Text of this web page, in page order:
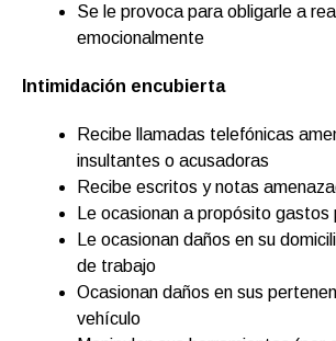
Se le provoca para obligarle a
emocionalmente
Intimidación encubierta
Recibe llamadas telefónicas
insultantes o acusadoras
Recibe escritos y notas
Le ocasionan a propósito gastos
Le ocasionan daños en su
de trabajo
Ocasionan daños en sus
vehículo